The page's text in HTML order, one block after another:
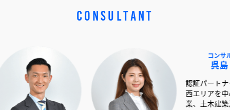
CONSULTANT